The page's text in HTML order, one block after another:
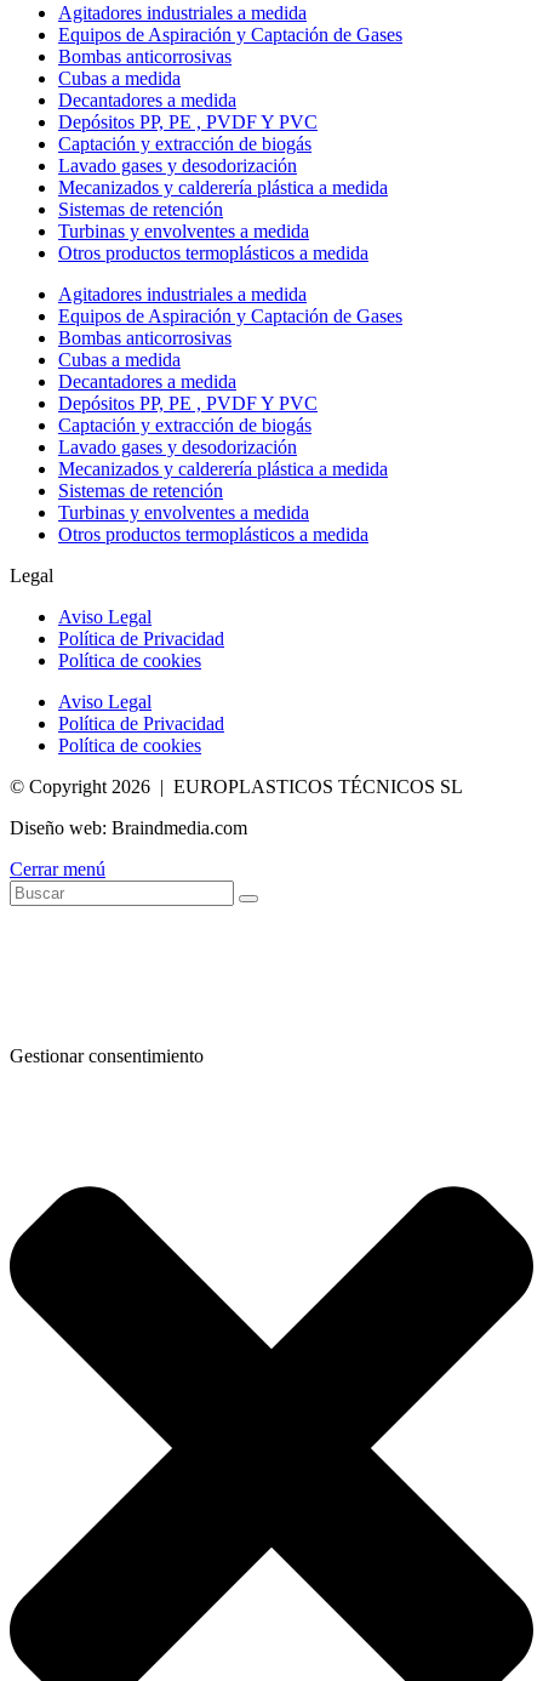
Agitadores industriales a medida
Equipos de Aspiración y Captación de Gases
Bombas anticorrosivas
Cubas a medida
Decantadores a medida
Depósitos PP, PE , PVDF Y PVC
Captación y extracción de biogás
Lavado gases y desodorización
Mecanizados y calderería plástica a medida
Sistemas de retención
Turbinas y envolventes a medida
Otros productos termoplásticos a medida
Agitadores industriales a medida
Equipos de Aspiración y Captación de Gases
Bombas anticorrosivas
Cubas a medida
Decantadores a medida
Depósitos PP, PE , PVDF Y PVC
Captación y extracción de biogás
Lavado gases y desodorización
Mecanizados y calderería plástica a medida
Sistemas de retención
Turbinas y envolventes a medida
Otros productos termoplásticos a medida
Legal
Aviso Legal
Política de Privacidad
Política de cookies
Aviso Legal
Política de Privacidad
Política de cookies
© Copyright 2026 | EUROPLASTICOS TÉCNICOS SL
Diseño web: Braindmedia.com
Cerrar menú
Gestionar consentimiento